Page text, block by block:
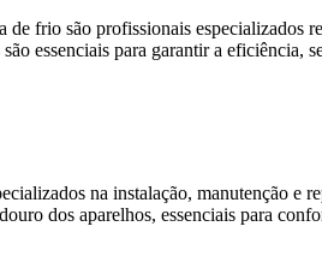
frio são profissionais especializados
essenciais para garantir a
na instalação, manutenção e
dos aparelhos, essenciais para